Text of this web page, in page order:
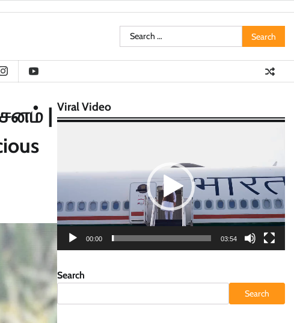
Search
for:
| Viral Video
00:00 03:54
Search
Search